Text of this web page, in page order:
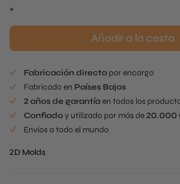
de
ostra
cantidad
+
Añadir a la cesta
Fabricación directa por encargo
Fabricado en Países Bajos
2 años de garantíaen todos los
Confiadoy utilizado por más de20.000
Envíos a todo el mundo
2D Molds